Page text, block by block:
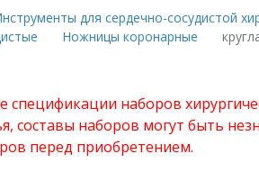
для сердечно-сосудистой
Ножницы коронарные
спецификации наборов
составы наборов могут быть
перед приобретением.